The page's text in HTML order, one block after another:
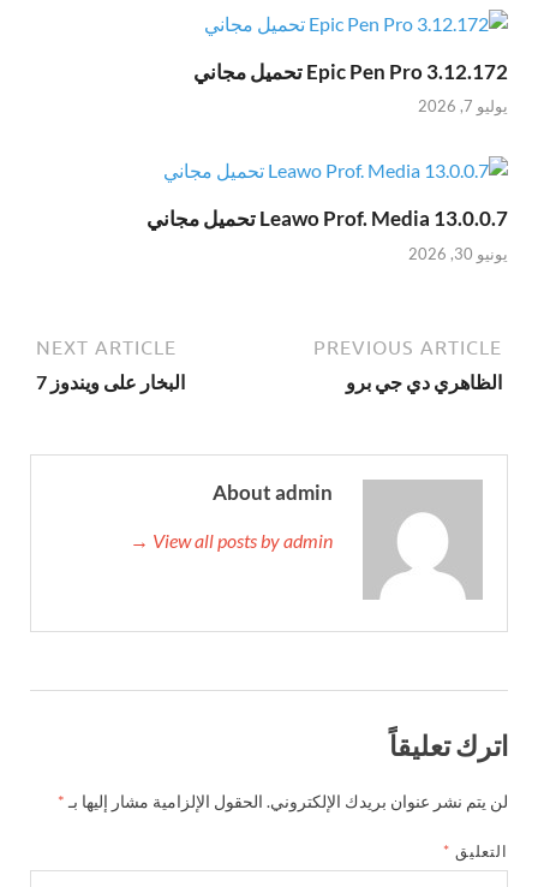
Epic Pen Pro 3.12.172 تحميل مجاني
يوليو 7, 2026
Leawo Prof. Media 13.0.0.7 تحميل مجاني
يونيو 30, 2026
PREVIOUS ARTICLE
الظاهري دي جي برو
NEXT ARTICLE
البخار على ويندوز 7
About admin
View all posts by admin →
اترك تعليقاً
لن يتم نشر عنوان بريدك الإلكتروني. الحقول الإلزامية مشار إليها بـ *
التعليق *